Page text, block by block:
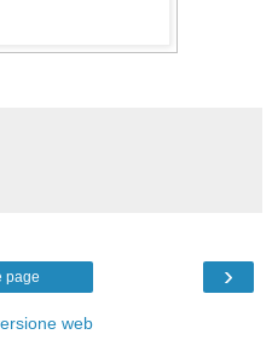
›
page
web